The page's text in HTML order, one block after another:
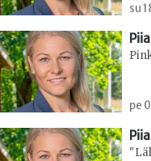
su
pe